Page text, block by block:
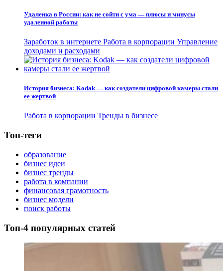
Удаленка в России: как не сойти с ума — плюсы и минусы
удаленной работы
Заработок в интернете Работа в корпорации Управление
доходами и расходами
История бизнеса: Kodak — как создатели цифровой камеры стали
ее жертвой
Работа в корпорации Тренды в бизнесе
Топ-теги
образование
бизнес идеи
бизнес тренды
работа в компании
финансовая грамотность
бизнес модели
поиск работы
Топ-4 популярных статей